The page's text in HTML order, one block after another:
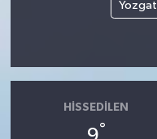
Yozgat
HISSEDILEN
°